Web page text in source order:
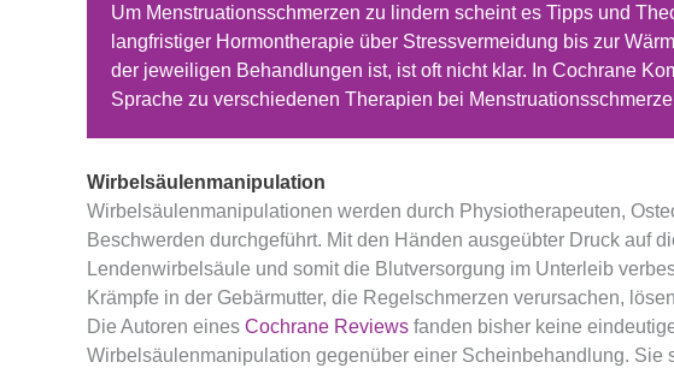
Um Menstruationsschmerzen zu lindern scheint es Tipps und
langfristiger Hormontherapie über Stressvermeidung bis zur
der jeweiligen Behandlungen ist, ist oft nicht klar. In Cochrane
Sprache zu verschiedenen Therapien bei
Wirbelsäulenmanipulation
Wirbelsäulenmanipulationen werden durch Physiotherapeuten,
Beschwerden durchgeführt. Mit den Händen ausgeübter Druck auf
Lendenwirbelsäule und somit die Blutversorgung im Unterleib
Krämpfe in der Gebärmutter, die Regelschmerzen verursachen,
Die Autoren eines Cochrane Reviews fanden bisher keine
Wirbelsäulenmanipulation gegenüber einer Scheinbehandlung. Sie